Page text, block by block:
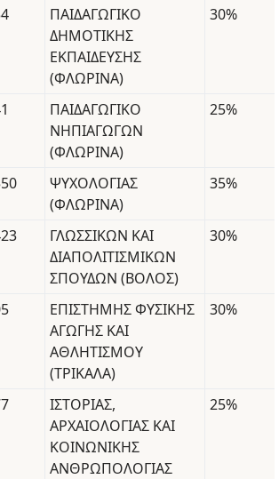
ΠΑΙΔΑΓΩΓΙΚΟ
ΔΗΜΟΤΙΚΗΣ
ΕΚΠΑΙΔΕΥΣΗΣ
(ΦΛΩΡΙΝΑ)
30%
ΠΑΙΔΑΓΩΓΙΚΟ
ΝΗΠΙΑΓΩΓΩΝ
(ΦΛΩΡΙΝΑ)
25%
ΨΥΧΟΛΟΓΙΑΣ
(ΦΛΩΡΙΝΑ)
35%
ΓΛΩΣΣΙΚΩΝ ΚΑΙ
ΔΙΑΠΟΛΙΤΙΣΜΙΚΩΝ
ΣΠΟΥΔΩΝ (ΒΟΛΟΣ)
30%
ΕΠΙΣΤΗΜΗΣ ΦΥΣΙΚΗΣ
ΑΓΩΓΗΣ ΚΑΙ
ΑΘΛΗΤΙΣΜΟΥ
(ΤΡΙΚΑΛΑ)
30%
ΙΣΤΟΡΙΑΣ,
ΑΡΧΑΙΟΛΟΓΙΑΣ ΚΑΙ
ΚΟΙΝΩΝΙΚΗΣ
ΑΝΘΡΩΠΟΛΟΓΙΑΣ
25%